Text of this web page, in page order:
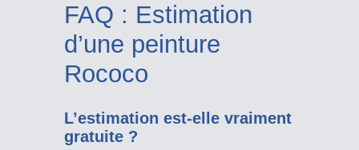
FAQ : Estimation
d’une peinture
Rococo
L’estimation est-elle vraiment
gratuite ?